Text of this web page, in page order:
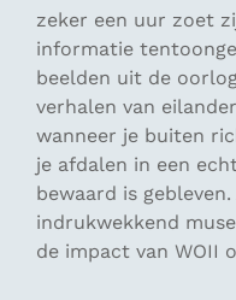
zeker een uur zoet
informatie
beelden uit de
verhalen van
wanneer je buiten
je afdalen in een
bewaard is
indrukwekkend
de impact van WOII